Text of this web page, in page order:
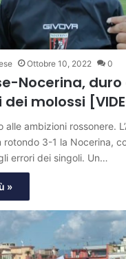
Ottobre 10, 2022 0
Nocerina, duro
molossi
alle ambizioni rossonere.
rotondo 3-1 la Nocerina,
errori dei singoli. Un…
»